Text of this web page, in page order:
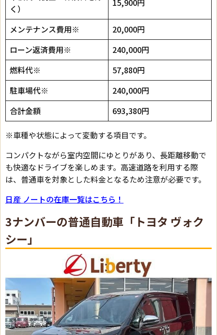
く）
15,900円
メンテナンス費用※
20,000円
ローン返済費用※
240,000円
燃料代※
57,880円
駐車場代※
240,000円
合計金額
693,380円
※車種や状態によって変動する項目です。
コンパクトながら室内空間にゆとりがあり、長距離移動で
も快適なドライブを楽しめます。高速道路を利用する際
は、普通車を対象とした料金となるため注意が必要です。
日産 ノートの在庫一覧はこちら！
3ナンバーの普通自動車「トヨタ ヴォク
シー」